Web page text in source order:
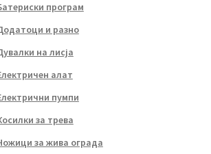
програм
и разно
на лисја
алат
пумпи
за трева
за жива ограда